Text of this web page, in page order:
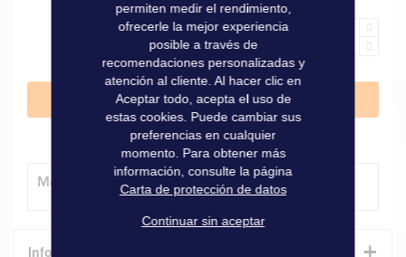
Añadir al carrito
Método de entrega
Informaciones técnicas
permiten medir el rendimiento,
ofrecerle la mejor experiencia
posible a través de
recomendaciones personalizadas y
atención al cliente. Al hacer clic en
Aceptar todo, acepta el uso de
estas cookies. Puede cambiar sus
preferencias en cualquier
momento. Para obtener más
información, consulte la página
Carta de protección de datos
Continuar sin aceptar